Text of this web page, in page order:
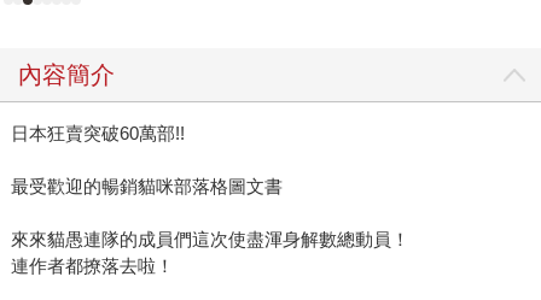
內容簡介
日本狂賣突破60萬部!!
最受歡迎的暢銷貓咪部落格圖文書
來來貓愚連隊的成員們這次使盡渾身解數總動員！
連作者都撩落去啦！